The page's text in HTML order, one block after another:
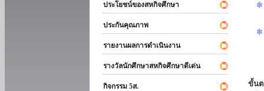
ประโยชน์ของสหกิจศึกษา
ประกันคุณภาพ
รายงานผลการดำเนินงาน
รางวัลนักศึกษาสหกิจศึกษาดีเด่น
กิจกรรม 5ส.
ขั้น